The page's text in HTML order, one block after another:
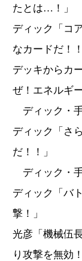
たとは…！」
ディック「コ
なカードだ！
デッキからカ
ぜ！エネルギ
ディック・
ディック「さ
だ！！」
ディック・
ディック「バ
撃！」
光彦「機械伍
り攻撃を無効